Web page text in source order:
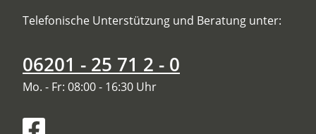
Telefonische Unterstützung und Beratung unter:
06201 - 25 71 2 - 0
Mo. - Fr: 08:00 - 16:30 Uhr